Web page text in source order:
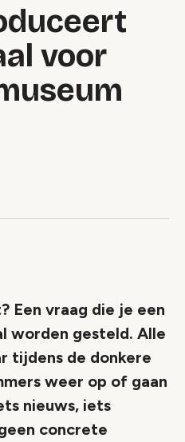
voor
Een vraag die je een
worden gesteld. Alle
tijdens de donkere
weer op of gaan
nieuws, iets
concrete